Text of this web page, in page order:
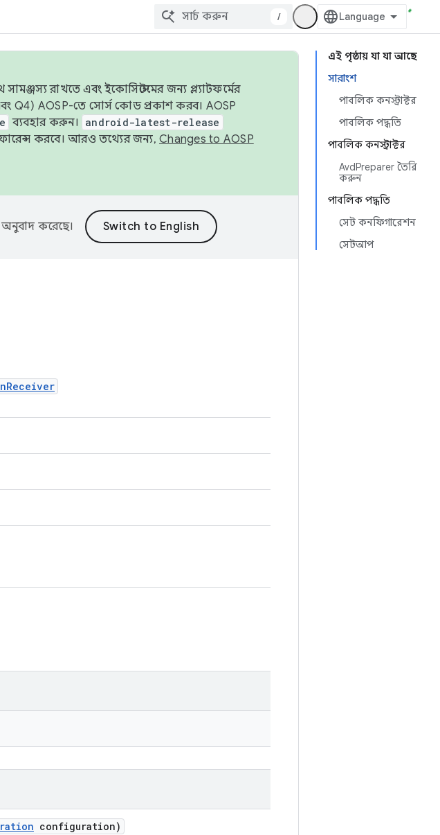
/
এই পৃষ্ঠায় যা যা আছে
সারাংশ
পাবলিক কনস্ট্রাক্টর
পাবলিক পদ্ধতি
পাবলিক কনস্ট্রাক্টর
AvdPreparer তৈরি
করুন
পাবলিক পদ্ধতি
সেট কনফিগারেশন
সেটআপ
রাখতে এবং ইকোসিস্টেমের জন্য প্ল্যাটফর্মের
Q4) AOSP-তে সোর্স কোড প্রকাশ করব। AOSP
ব্যবহার করুন। android-latest-release
করবে। আরও তথ্যের জন্য, Changes to AOSP
অনুবাদ করেছে।
configuration)